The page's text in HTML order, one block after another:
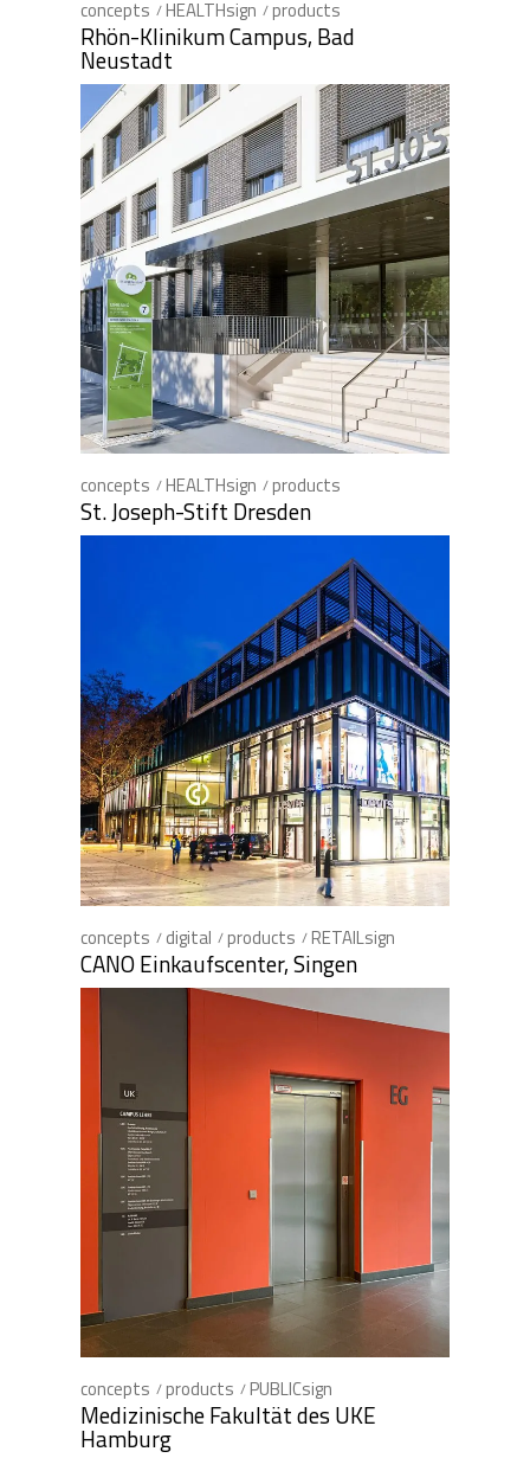
concepts HEALTHsign products
Rhön-Klinikum Campus, Bad
Neustadt
concepts HEALTHsign products
St. Joseph-Stift Dresden
concepts digital products RETAILsign
CANO Einkaufscenter, Singen
concepts products PUBLICsign
Medizinische Fakultät des UKE
Hamburg